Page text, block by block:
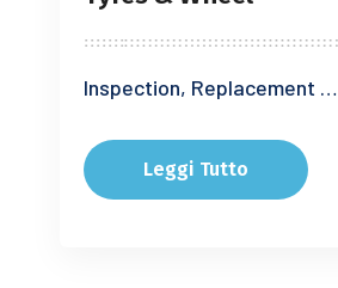
Inspection, Replacement …
Leggi Tutto